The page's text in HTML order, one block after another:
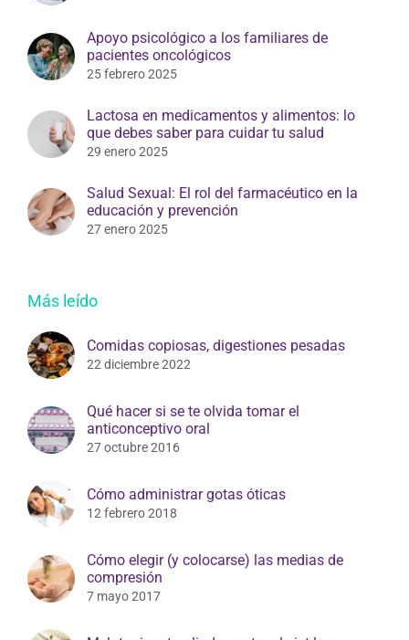
Apoyo psicológico a los familiares de
pacientes oncológicos
25 febrero 2025
Lactosa en medicamentos y alimentos: lo
que debes saber para cuidar tu salud
29 enero 2025
Salud Sexual: El rol del farmacéutico en la
educación y prevención
27 enero 2025
Más leído
Comidas copiosas, digestiones pesadas
22 diciembre 2022
Qué hacer si se te olvida tomar el
anticonceptivo oral
27 octubre 2016
Cómo administrar gotas óticas
12 febrero 2018
Cómo elegir (y colocarse) las medias de
compresión
7 mayo 2017